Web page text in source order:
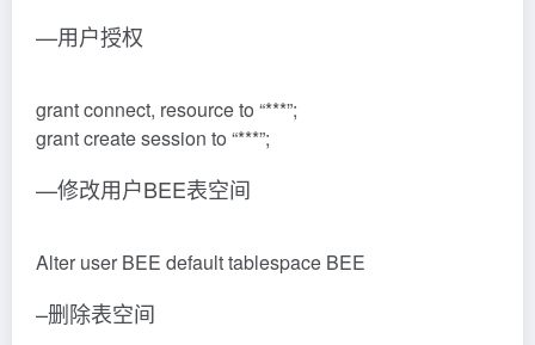
—用户授权
grant connect, resource to “***”;
grant create session to “***”;
—修改用户BEE表空间
Alter user BEE default tablespace BEE
–删除表空间